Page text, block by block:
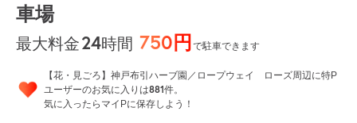
車場
最大料金24時間 750円で駐車できます
【花・見ごろ】神戸布引ハーブ園／ロープウェイ ローズ周辺に特P
ユーザーのお気に入りは881件。
気に入ったらマイPに保存しよう！